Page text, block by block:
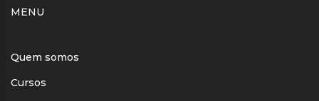
MENU
Quem somos
Cursos